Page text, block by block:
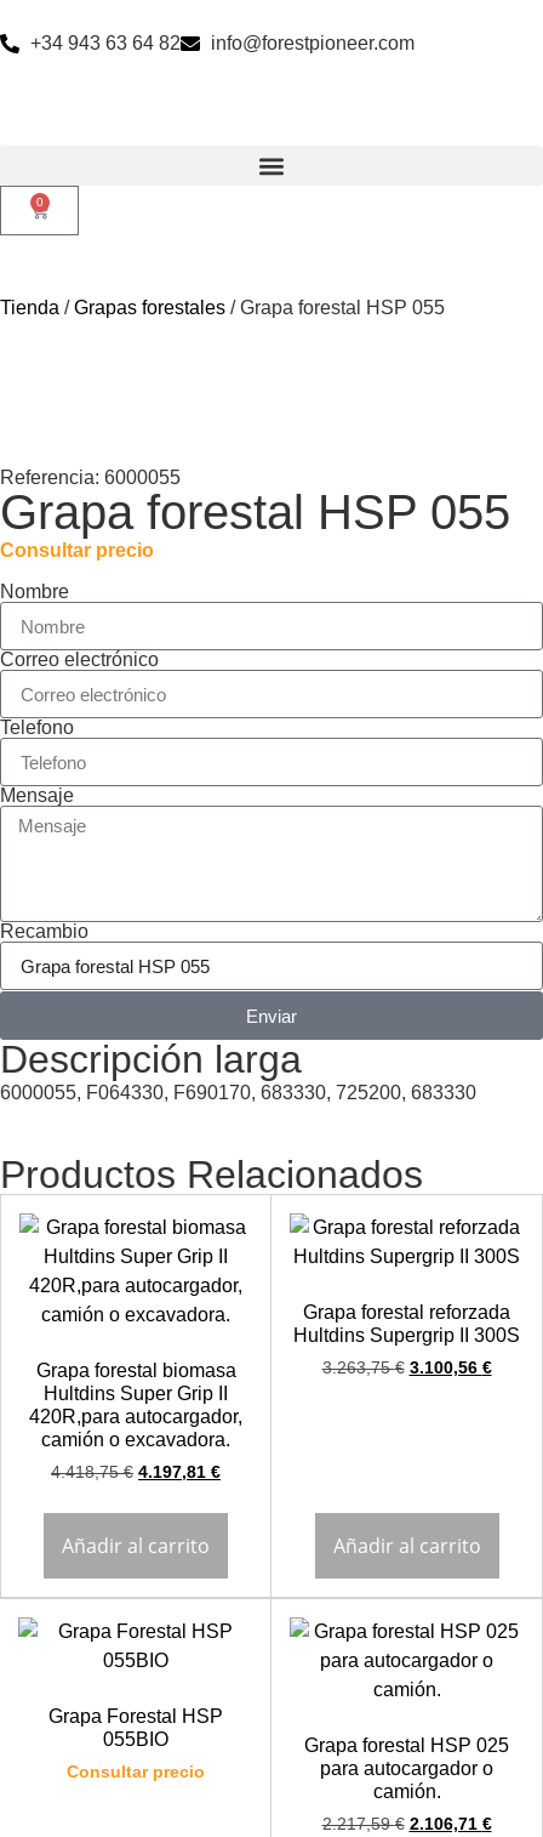
+34 943 63 64 82 info@forestpioneer.com
0
Tienda /Grapas forestales / Grapa forestal HSP 055
Referencia: 6000055
Grapa forestal HSP 055
Consultar precio
Nombre
Correo electrónico
Telefono
Mensaje
Recambio
Enviar
Descripción larga
6000055, F064330, F690170, 683330, 725200, 683330
Productos Relacionados
Grapa forestal biomasa
Hultdins Super Grip II
420R,para autocargador,
camión o excavadora.
4.418,75€ 4.197,81 €
Añadir al carrito
Grapa forestal reforzada
Hultdins Supergrip II 300S
3.263,75€ 3.100,56 €
Añadir al carrito
Grapa Forestal HSP
055BIO
Consultar precio
Grapa forestal HSP 025
para autocargador o
camión.
2.217,59€ 2.106,71 €